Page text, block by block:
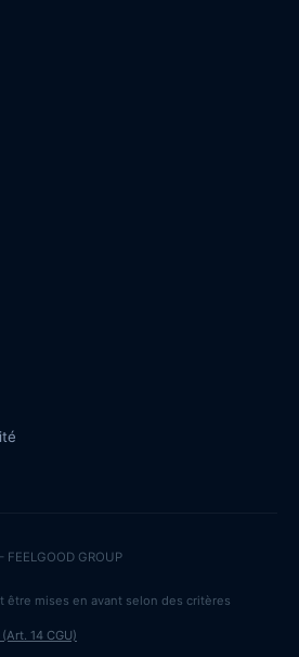
GROUP
être mises en avant selon des critères
14 CGU)